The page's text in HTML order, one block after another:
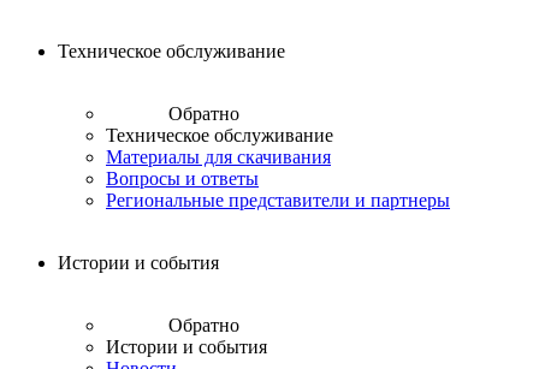
Техническое обслуживание
Обратно
Техническое обслуживание
Материалы для скачивания
Вопросы и ответы
Региональные представители и партнеры
Истории и события
Обратно
Истории и события